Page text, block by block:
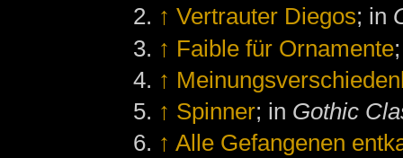
↑ Vertrauter Diegos; in
↑ Faible für Ornamente
↑
↑ Spinner; in Gothic
↑ Alle Gefangenen